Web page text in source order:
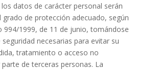
datos de carácter personal serán
de protección adecuado, según
994/1999, de 11 de junio, tomándose
necesarias para evitar su
tratamiento o acceso no
de terceras personas. La